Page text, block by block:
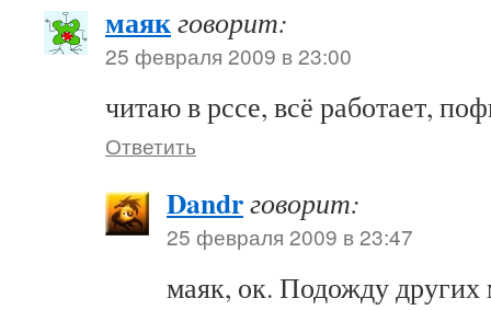
маякговорит:
25 февраля 2009 в 23:00
читаю в рссе, всё работает,
Ответить
Dandrговорит:
25 февраля 2009 в 23:47
маяк, ок. Подожду